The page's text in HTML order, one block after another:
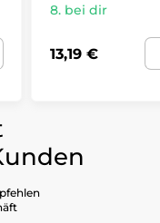
8. bei dir
13,19 €